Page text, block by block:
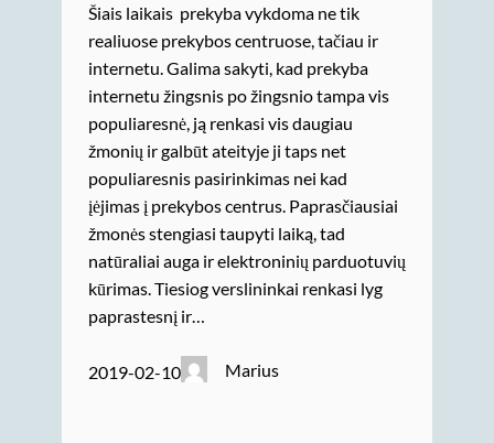
Šiais laikais prekyba vykdoma ne tik
realiuose prekybos centruose, tačiau ir
internetu. Galima sakyti, kad prekyba
internetu žingsnis po žingsnio tampa vis
populiaresnė, ją renkasi vis daugiau
žmonių ir galbūt ateityje ji taps net
populiaresnis pasirinkimas nei kad
įėjimas į prekybos centrus. Paprasčiausiai
žmonės stengiasi taupyti laiką, tad
natūraliai auga ir elektroninių parduotuvių
kūrimas. Tiesiog verslininkai renkasi lyg
paprastesnį ir…
2019-02-10 Marius